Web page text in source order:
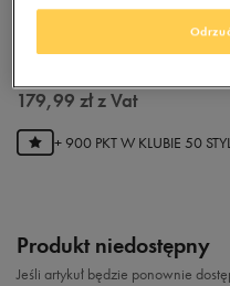
179,99 złz Vat
+ 900 PKT W KLUBIE 50
Produkt niedostępny
Jeśli artykuł będzie ponownie